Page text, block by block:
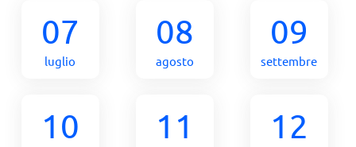
07
luglio
08
agosto
09
settembre
10 11 12